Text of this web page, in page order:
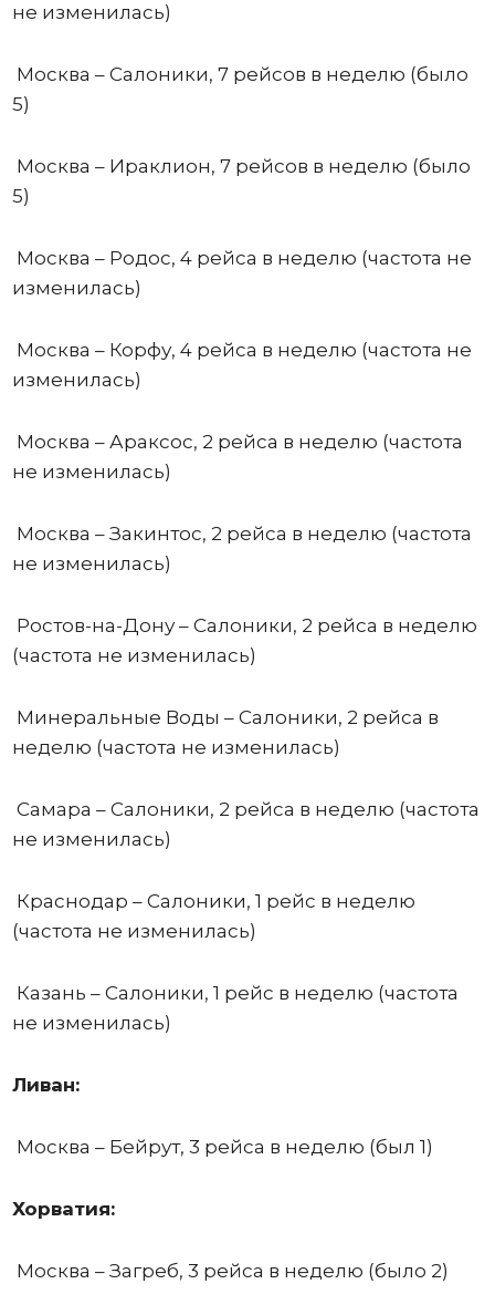
не изменилась)
Москва – Салоники, 7 рейсов в неделю (было
5)
Москва – Ираклион, 7 рейсов в неделю (было
5)
Москва – Родос, 4 рейса в неделю (частота не
изменилась)
Москва – Корфу, 4 рейса в неделю (частота не
изменилась)
Москва – Араксос, 2 рейса в неделю (частота
не изменилась)
Москва – Закинтос, 2 рейса в неделю (частота
не изменилась)
Ростов-на-Дону – Салоники, 2 рейса в неделю
(частота не изменилась)
Минеральные Воды – Салоники, 2 рейса в
неделю (частота не изменилась)
Самара – Салоники, 2 рейса в неделю (частота
не изменилась)
Краснодар – Салоники, 1 рейс в неделю
(частота не изменилась)
Казань – Салоники, 1 рейс в неделю (частота
не изменилась)
Ливан:
Москва – Бейрут, 3 рейса в неделю (был 1)
Хорватия:
Москва – Загреб, 3 рейса в неделю (было 2)